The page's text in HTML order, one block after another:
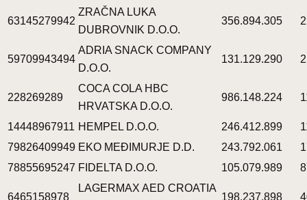
63145279942
ZRAČNA LUKA
DUBROVNIK D.O.O.
356.894.305
59709943494
ADRIA SNACK COMPANY
D.O.O.
131.129.290
228269289
COCA COLA HBC
HRVATSKA D.O.O.
986.148.224
14448967911 HEMPEL D.O.O. 246.412.899
79826409949 EKO MEĐIMURJE D.D. 243.792.061
78855695247 FIDELTA D.O.O. 105.079.989
6465158978
LAGERMAX AED CROATIA
198.237.898